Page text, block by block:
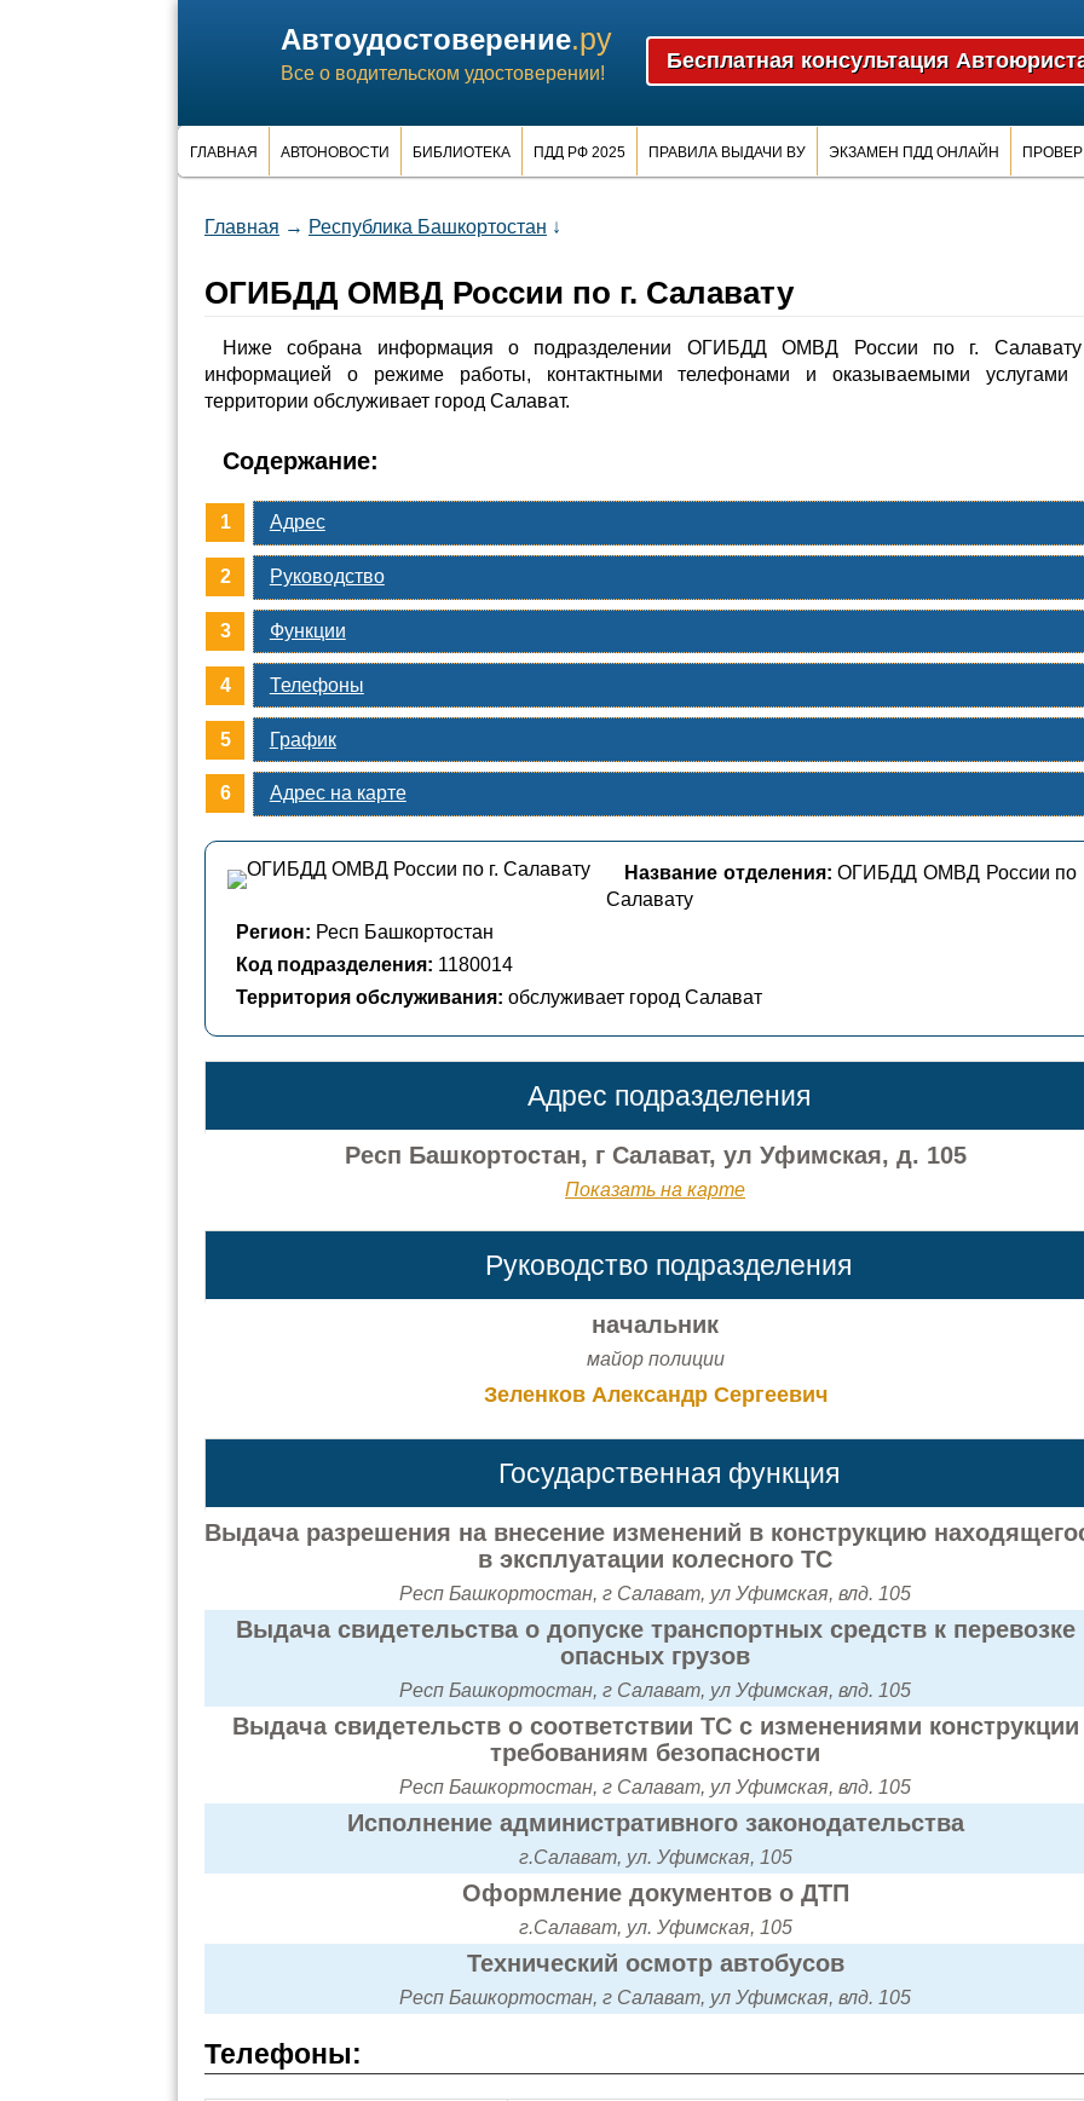
Автоудостоверение.ру
Все о водительском удостоверении!
ГЛАВНАЯ АВТОНОВОСТИ БИБЛИОТЕКА ПДД РФ 2025 ПРАВИЛА ВЫДАЧИ ВУ ЭКЗАМЕН ПДД ОНЛАЙН
Главная → Республика Башкортостан ↓
ОГИБДД ОМВД России по г. Салавату
Ниже собрана информация о подразделении ОГИБДД ОМВД России по г.
информацией о режиме работы, контактными телефонами и оказываемыми услугами
территории обслуживает город Салават.
Содержание:
Адрес
Руководство
Функции
Телефоны
График
Адрес на карте
Название отделения: ОГИБДД ОМВД России по
Салавату
Регион: Респ Башкортостан
Код подразделения: 1180014
Территория обслуживания: обслуживает город Салават
Адрес подразделения
Респ Башкортостан, г Салават, ул Уфимская, д. 105
Показать на карте
Руководство подразделения
начальник
майор полиции
Зеленков Александр Сергеевич
Государственная функция
Выдача разрешения на внесение изменений в конструкцию
в эксплуатации колесного ТС
Респ Башкортостан, г Салават, ул Уфимская, влд. 105
Выдача свидетельства о допуске транспортных средств к перевозке
опасных грузов
Респ Башкортостан, г Салават, ул Уфимская, влд. 105
Выдача свидетельств о соответствии ТС с изменениями конструкции
требованиям безопасности
Респ Башкортостан, г Салават, ул Уфимская, влд. 105
Исполнение административного законодательства
г.Салават, ул. Уфимская, 105
Оформление документов о ДТП
г.Салават, ул. Уфимская, 105
Технический осмотр автобусов
Респ Башкортостан, г Салават, ул Уфимская, влд. 105
Телефоны: